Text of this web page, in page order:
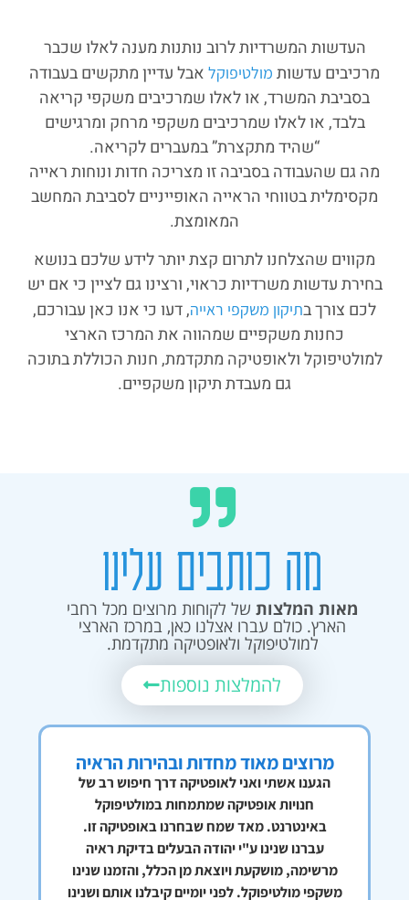
העדשות המשרדיות לרוב נותנות מענה לאלו שכבר
מרכיבים עדשות מולטיפוקל אבל עדיין מתקשים בעבודה
בסביבת המשרד, או לאלו שמרכיבים משקפי קריאה
בלבד, או לאלו שמרכיבים משקפי מרחק ומרגישים
“שהיד מתקצרת” במעברים לקריאה.
מה גם שהעבודה בסביבה זו מצריכה חדות ונוחות ראייה
מקסימלית בטווחי הראייה האופייניים לסביבת המחשב
המאומצת.
מקווים שהצלחנו לתרום קצת יותר לידע שלכם בנושא
בחירת עדשות משרדיות כראוי, ורצינו גם לציין כי אם יש
לכם צורך בתיקון משקפי ראייה, דעו כי אנו כאן עבורכם,
כחנות משקפיים שמהווה את המרכז הארצי
למולטיפוקל ולאופטיקה מתקדמת, חנות הכוללת בתוכה
גם מעבדת תיקון משקפיים.
מה כותבים עלינו
מאות המלצות של לקוחות מרוצים מכל רחבי
הארץ. כולם עברו אצלנו כאן, במרכז הארצי
למולטיפוקל ולאופטיקה מתקדמת.
להמלצות נוספות
מרוצים מאוד מחדות ובהירות הראיה
הגענו אשתי ואני לאופטיקה דרך חיפוש רב של
חנויות אופטיקה שמתמחות במולטיפוקל
באינטרנט. מאד שמח שבחרנו באופטיקה זו.
עברנו שנינו ע"י יהודה הבעלים בדיקת ראיה
מרשימה, מושקעת ויוצאת מן הכלל, והזמנו שנינו
משקפי מולטיפוקל. לפני יומיים קיבלנו אותם ושנינו